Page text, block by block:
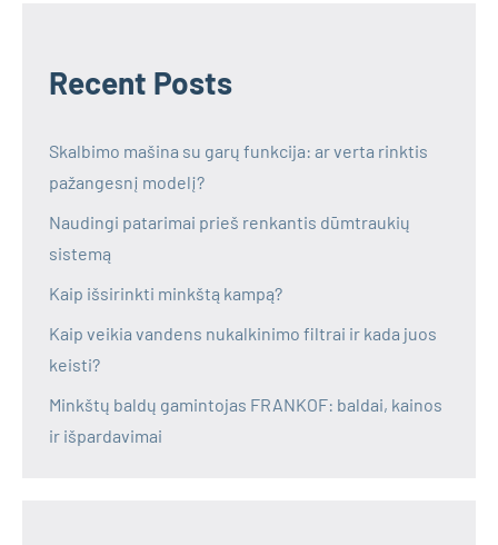
Recent Posts
Skalbimo mašina su garų funkcija: ar verta rinktis
pažangesnį modelį?
Naudingi patarimai prieš renkantis dūmtraukių
sistemą
Kaip išsirinkti minkštą kampą?
Kaip veikia vandens nukalkinimo filtrai ir kada juos
keisti?
Minkštų baldų gamintojas FRANKOF: baldai, kainos
ir išpardavimai